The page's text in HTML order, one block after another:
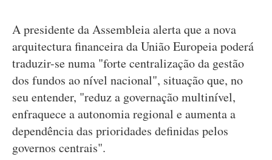
A presidente da Assembleia alerta que a nova
arquitectura financeira da União Europeia poderá
traduzir-se numa "forte centralização da gestão
dos fundos ao nível nacional", situação que, no
seu entender, "reduz a governação multinível,
enfraquece a autonomia regional e aumenta a
dependência das prioridades definidas pelos
governos centrais".